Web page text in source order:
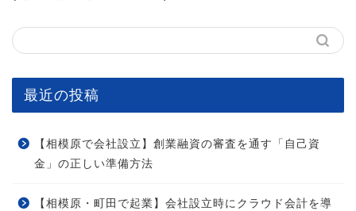
最近の投稿
【相模原で会社設立】創業融資の審査を通す「自己資
金」の正しい準備方法
【相模原・町田で起業】会社設立時にクラウド会計を導